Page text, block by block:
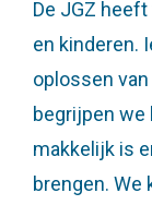
De JGZ
en kinderen.
oplossen
begrijpen we
makkelijk is
brengen. We